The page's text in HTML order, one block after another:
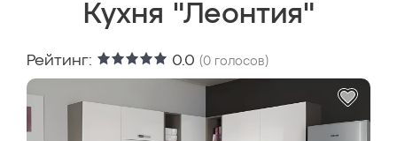
Кухня "Леонтия"
Рейтинг: 0.0 (0 голосов)